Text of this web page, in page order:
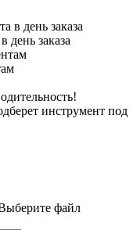
день заказа
инструмент под
файл